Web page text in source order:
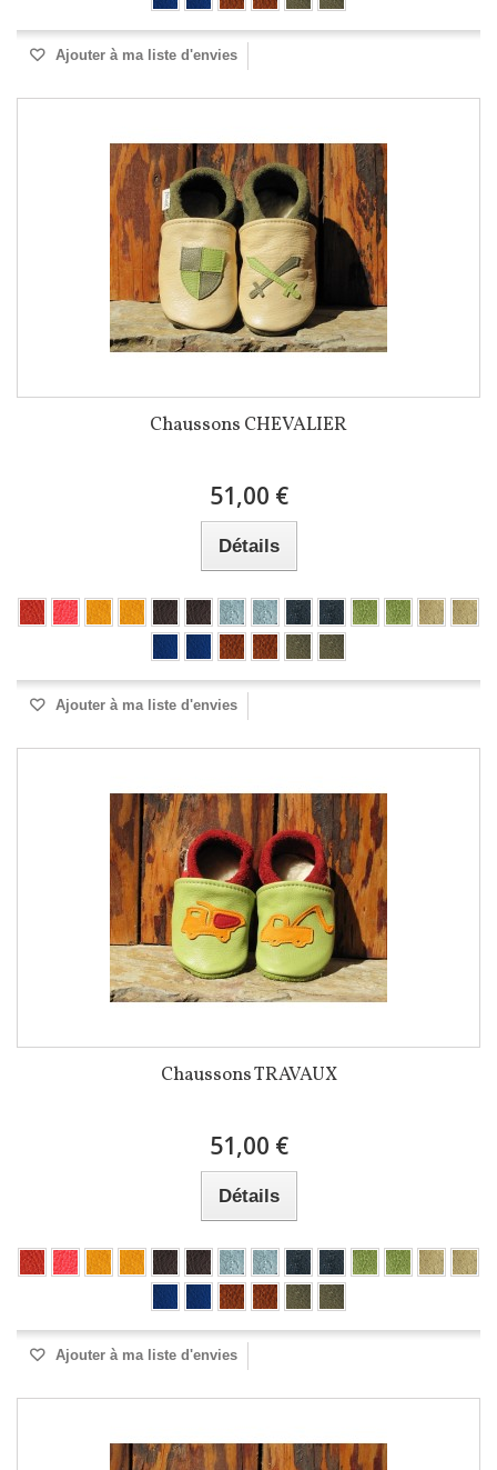
Ajouter à ma liste d'envies
Chaussons CHEVALIER
51,00 €
Détails
Ajouter à ma liste d'envies
Chaussons TRAVAUX
51,00 €
Détails
Ajouter à ma liste d'envies